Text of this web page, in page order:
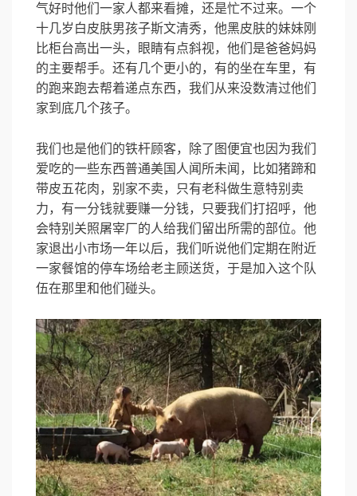
气好时他们一家人都来看摊，还是忙不过来。一个
十几岁白皮肤男孩子斯文清秀，他黑皮肤的妹妹刚
比柜台高出一头，眼睛有点斜视，他们是爸爸妈妈
的主要帮手。还有几个更小的，有的坐在车里，有
的跑来跑去帮着递点东西，我们从来没数清过他们
家到底几个孩子。
我们也是他们的铁杆顾客，除了图便宜也因为我们
爱吃的一些东西普通美国人闻所未闻，比如猪蹄和
带皮五花肉，别家不卖，只有老科做生意特别卖
力，有一分钱就要赚一分钱，只要我们打招呼，他
会特别关照屠宰厂的人给我们留出所需的部位。他
家退出小市场一年以后，我们听说他们定期在附近
一家餐馆的停车场给老主顾送货，于是加入这个队
伍在那里和他们碰头。